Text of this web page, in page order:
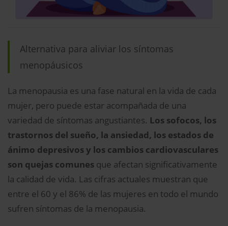
Alternativa para aliviar los síntomas
menopáusicos
La menopausia es una fase natural en la vida de cada
mujer, pero puede estar acompañada de una
variedad de síntomas angustiantes. Los sofocos, los
trastornos del sueño, la ansiedad, los estados de
ánimo depresivos y los cambios cardiovasculares
son quejas comunes que afectan significativamente
la calidad de vida. Las cifras actuales muestran que
entre el 60 y el 86% de las mujeres en todo el mundo
sufren síntomas de la menopausia.